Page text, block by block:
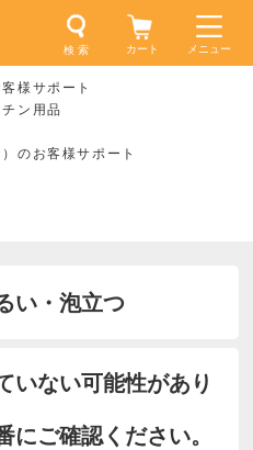
メニュー
検 索 カート
客様サポート
ン用品
のお客様サポート
い・泡立つ
いない可能性があり
にご確認ください。